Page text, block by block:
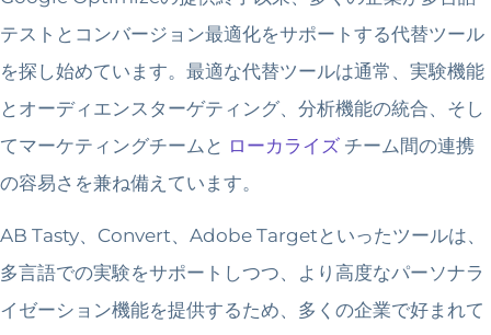
テストとコンバージョン最適化をサポートする代替ツール
を探し始めています。最適な代替ツールは通常、実験機能
とオーディエンスターゲティング、分析機能の統合、そし
てマーケティングチームと ローカライズ チーム間の連携
の容易さを兼ね備えています。
AB Tasty、Convert、Adobe Targetといったツールは、
多言語での実験をサポートしつつ、より高度なパーソナラ
イゼーション機能を提供するため、多くの企業で好まれて